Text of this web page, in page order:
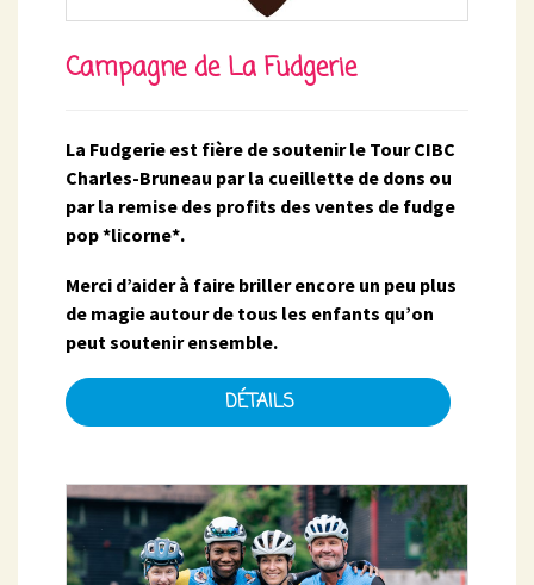
Campagne de La Fudgerie
La Fudgerie est fière de soutenir le Tour CIBC
Charles-Bruneau par la cueillette de dons ou
par la remise des profits des ventes de fudge
pop *licorne*.
Merci d’aider à faire briller encore un peu plus
de magie autour de tous les enfants qu’on
peut soutenir ensemble.
DÉTAILS